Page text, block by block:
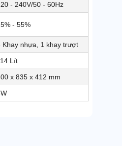
- 240V/50 - 60Hz
- 55%
Khay nhựa, 1 khay trượt
Lít
x 835 x 412 mm